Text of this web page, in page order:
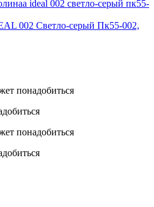
002 Светло-серый Пк55-002,